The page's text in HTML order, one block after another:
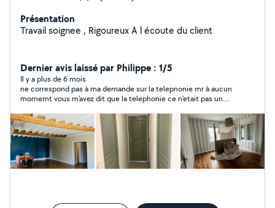
Présentation
Travail soignee , Rigoureux A l écoute du client
Dernier avis laissé par Philippe : 1/5
Il y a plus de 6 mois
ne correspond pas à ma demande sur la telepnonie mr à aucun
momemt vous m'avez dit que la telephonie ce n'etait pas un